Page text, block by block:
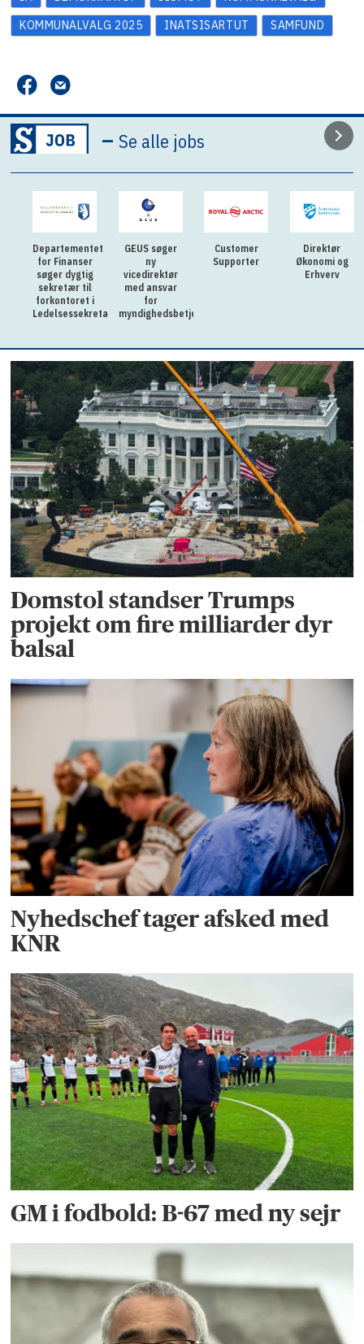
KOMMUNALVALG 2025
INATSISARTUT SAMFUND
–Se alle jobs
Departementet
for Finanser
søger dygtig
sekretær til
forkontoret i
Ledelsessekretariatet
GEUS søger
ny
vicedirektør
med ansvar
for
myndighedsbetjening
Customer
Supporter
Direktør
Økonomi og
Erhverv
Domstol standser Trumps
projekt om fire milliarder dyr
balsal
Nyhedschef tager afsked med
KNR
GM i fodbold: B-67 med ny sejr